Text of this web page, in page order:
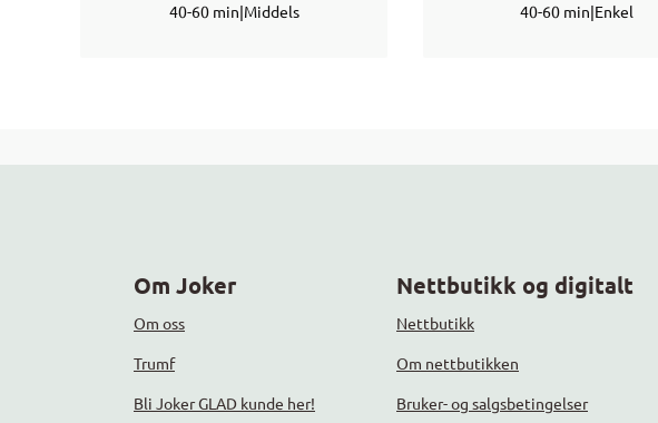
40-60 min|Middels 40-60 min|Enkel
Om Joker
Om oss
Trumf
Bli Joker GLAD kunde her!
Nettbutikk og digitalt
Nettbutikk
Om nettbutikken
Bruker- og salgsbetingelser